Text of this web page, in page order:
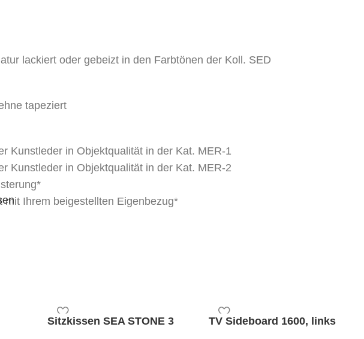
lackiert oder gebeizt in den Farbtönen der Koll. SED
tapeziert
Kunstleder in Objektqualität in der Kat. MER-1
Kunstleder in Objektqualität in der Kat. MER-2
mit Ihrem beigestellten Eigenbezug*
Sitzkissen SEA STONE 3 TV Sideboard 1600, links